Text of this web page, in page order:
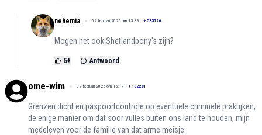
nehemia 02 februari 2025 om 15:39 + 535726
Mogen het ook Shetlandpony's zijn?
5+ Antwoord
ome-wim 02 februari 2025 om 15:17 + 132281
Grenzen dicht en paspoortcontrole op eventuele criminele praktijken,
de enige manier om dat soor vulles buiten ons land te houden, mijn
medeleven voor de familie van dat arme meisje.